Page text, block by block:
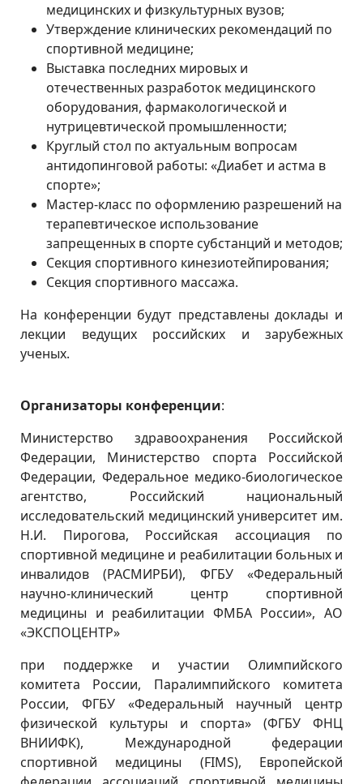
медицинских и физкультурных вузов;
Утверждение клинических рекомендаций по
спортивной медицине;
Выставка последних мировых и
отечественных разработок медицинского
оборудования, фармакологической и
нутрицевтической промышленности;
Круглый стол по актуальным вопросам
антидопинговой работы: «Диабет и астма в
спорте»;
Мастер-класс по оформлению разрешений на
терапевтическое использование
запрещенных в спорте субстанций и методов;
Секция спортивного кинезиотейпирования;
Секция спортивного массажа.
На конференции будут представлены доклады и
лекции ведущих российских и зарубежных
ученых.
Организаторы конференции:
Министерство здравоохранения Российской
Федерации, Министерство спорта Российской
Федерации, Федеральное медико-биологическое
агентство, Российский национальный
исследовательский медицинский университет им.
Н.И. Пирогова, Российская ассоциация по
спортивной медицине и реабилитации больных и
инвалидов (РАСМИРБИ), ФГБУ «Федеральный
научно-клинический центр спортивной
медицины и реабилитации ФМБА России», АО
«ЭКСПОЦЕНТР»
при поддержке и участии Олимпийского
комитета России, Паралимпийского комитета
России, ФГБУ «Федеральный научный центр
физической культуры и спорта» (ФГБУ ФНЦ
ВНИИФК), Международной федерации
спортивной медицины (FIMS), Европейской